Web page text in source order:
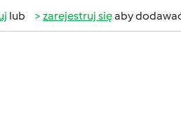
lub zarejestruj sięaby